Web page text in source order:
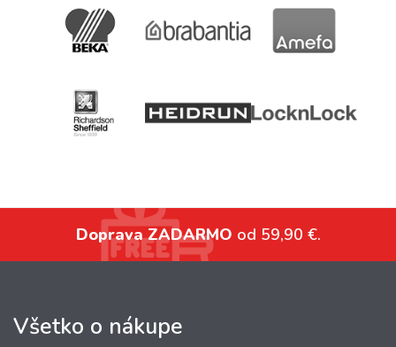
Doprava ZADARMO od 59,90 €.
Všetko o nákupe